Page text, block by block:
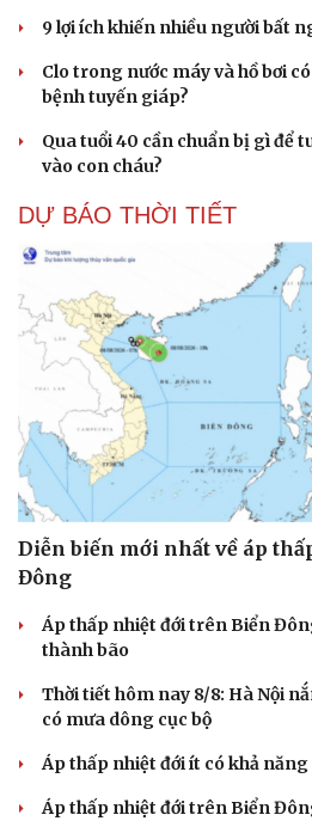
Cải chính
9 lợi ích khiến nhiều người bất
Clo trong nước máy và hồ bơi
bệnh tuyến giáp?
Qua tuổi 40 cần chuẩn bị gì để
vào con cháu?
DỰ BÁO THỜI TIẾT
Diễn biến mới nhất về áp
Đông
Áp thấp nhiệt đới trên Biển
thành bão
Thời tiết hôm nay 8/8: Hà Nội
có mưa dông cục bộ
Áp thấp nhiệt đới ít có khả
Áp thấp nhiệt đới trên Biển